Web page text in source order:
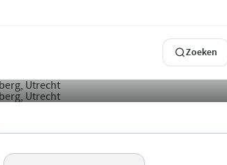
Zoeken